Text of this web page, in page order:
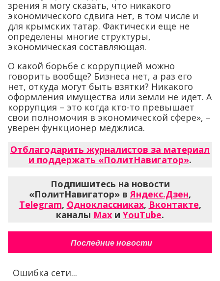
зрения я могу сказать, что никакого
экономического сдвига нет, в том числе и
для крымских татар. Фактически еще не
определены многие структуры,
экономическая составляющая.
О какой борьбе с коррупцией можно
говорить вообще? Бизнеса нет, а раз его
нет, откуда могут быть взятки? Никакого
оформления имущества или земли не идет. А
коррупция – это когда кто-то превышает
свои полномочия в экономической сфере», –
уверен функционер меджлиса.
Отблагодарить журналистов за материал
и поддержать «ПолитНавигатор».
Подпишитесь на новости
«ПолитНавигатор» вЯндекс.Дзен,
Telegram, Одноклассниках, Вконтакте,
каналы Max и YouTube.
Последние новости
Ошибка сети...